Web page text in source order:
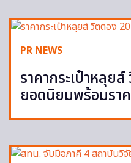
PR NEWS
ราคากระเป๋าหลุย
ยอดนิยมพร้อมรา